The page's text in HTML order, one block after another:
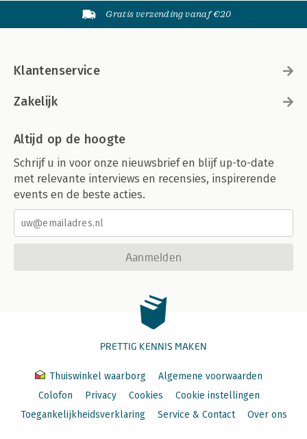
Gratis verzending vanaf €20
Klantenservice
Zakelijk
Altijd op de hoogte
Schrijf u in voor onze nieuwsbrief en blijf up-to-date
met relevante interviews en recensies, inspirerende
events en de beste acties.
Aanmelden
PRETTIG KENNIS MAKEN
Thuiswinkel waarborg
Algemene voorwaarden
Colofon
Privacy Cookies
Cookie instellingen
Toegankelijkheidsverklaring
Service & Contact Over ons